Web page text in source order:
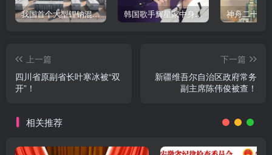
我国首个大型锂钠混合储能站投产，开启储能新时代 韩国歌手辉星家中身亡，终年43岁，警方调查死因
上一篇
四川省原副省长叶寒冰被“双
开”！
下一篇
新疆维吾尔自治区政府常务
副主席陈伟俊被查！
相关推荐